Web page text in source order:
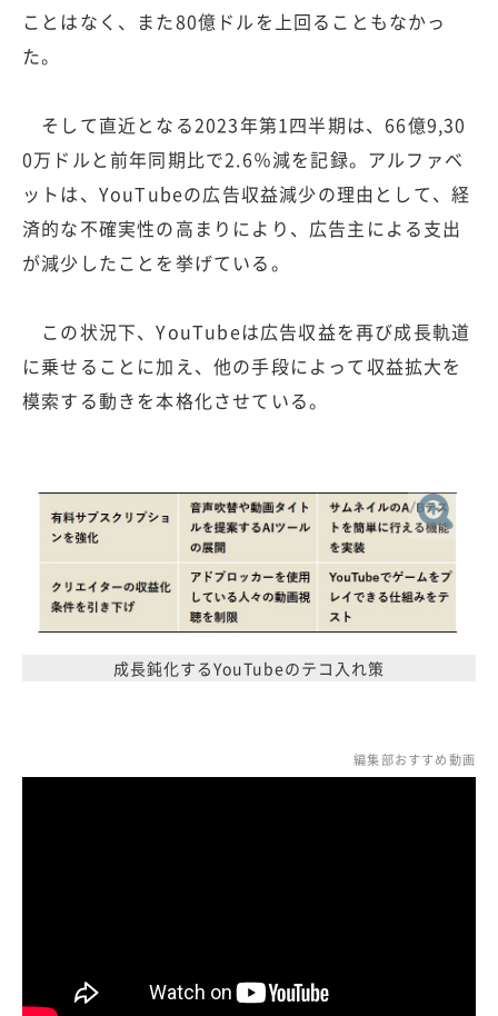
ことはなく、また80億ドルを上回ることもなかっ
た。
そして直近となる2023年第1四半期は、66億9,30
0万ドルと前年同期比で2.6％減を記録。アルファベ
ットは、YouTubeの広告収益減少の理由として、経
済的な不確実性の高まりにより、広告主による支出
が減少したことを挙げている。
この状況下、YouTubeは広告収益を再び成長軌道
に乗せることに加え、他の手段によって収益拡大を
模索する動きを本格化させている。
成長鈍化するYouTubeのテコ入れ策
編集部おすすめ動画